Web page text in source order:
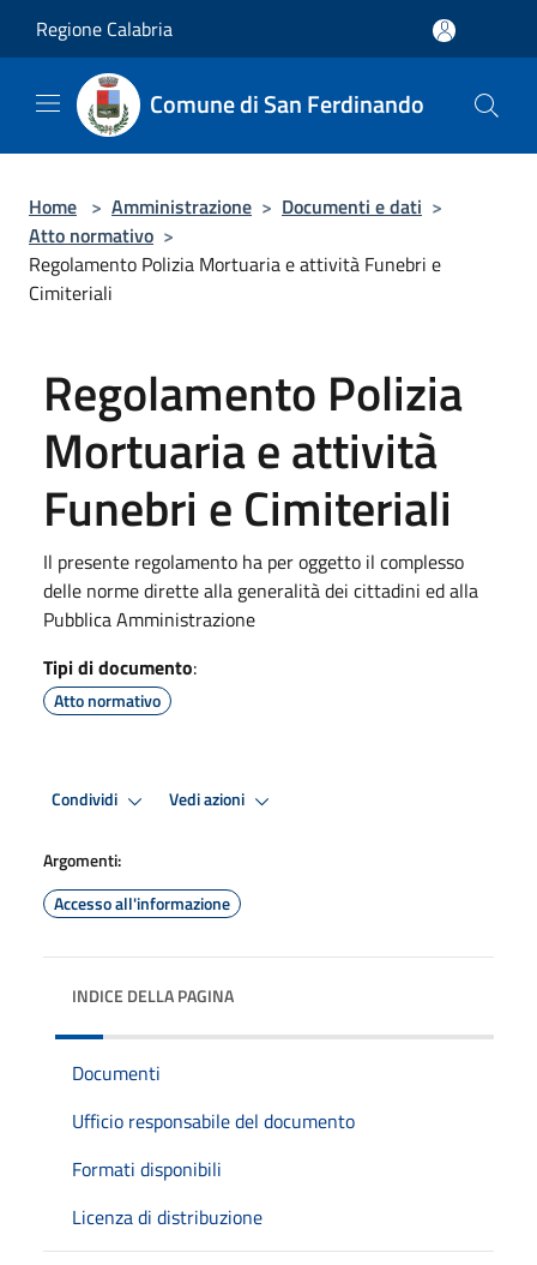
Regione Calabria
Comune di San Ferdinando
Home > Amministrazione > Documenti e dati >
Atto normativo >
Regolamento Polizia Mortuaria e attività Funebri e
Cimiteriali
Regolamento Polizia
Mortuaria e attività
Funebri e Cimiteriali
Il presente regolamento ha per oggetto il complesso
delle norme dirette alla generalità dei cittadini ed alla
Pubblica Amministrazione
Tipi di documento:
Atto normativo
Condividi Vedi azioni
Argomenti:
Accesso all'informazione
INDICE DELLA PAGINA
Documenti
Ufficio responsabile del documento
Formati disponibili
Licenza di distribuzione